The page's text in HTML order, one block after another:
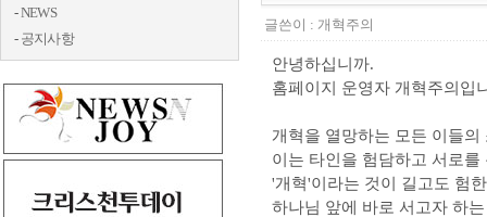
-NEWS
- 공지사항
글쓴이 : 개혁주의
안녕하십니까.
홈페이지 운영자 개혁주의입
개혁을 열망하는 모든 이들
이는 타인을 험담하고 서로
'개혁'이라는 것이 길고도 험
하나님 앞에 바로 서고자 하